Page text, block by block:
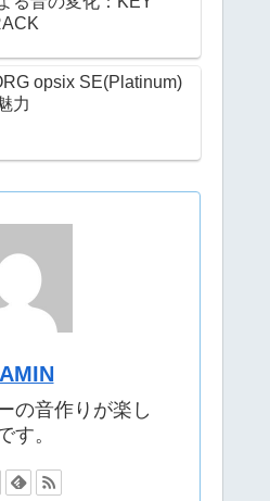
opsix SE(Platinum)
力
の音作りが楽し
す。